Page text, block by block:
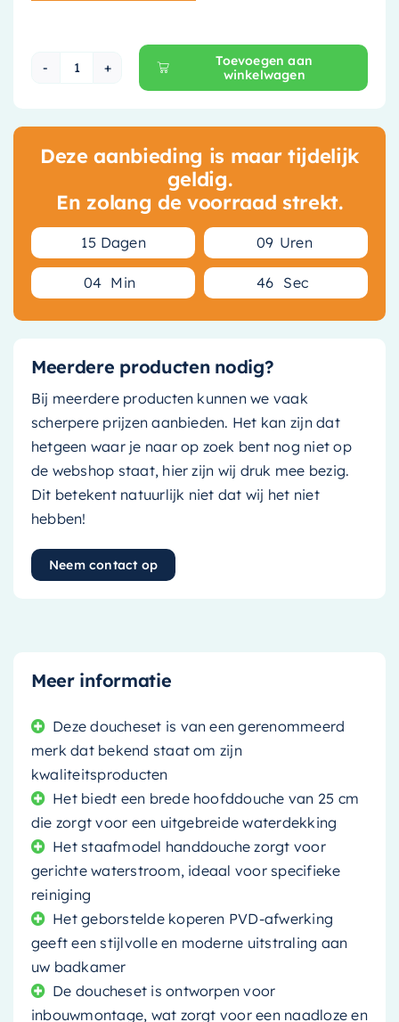
Hotbath Cobber X Inbouw Doucheset - 25 cm
Toevoegen aan
winkelwagen
Deze aanbieding is maar tijdelijk
geldig.
En zolang de voorraad strekt.
15 Dagen 09 Uren
04 Min 45 Sec
Meerdere producten nodig?
Bij meerdere producten kunnen we vaak
scherpere prijzen aanbieden. Het kan zijn dat
hetgeen waar je naar op zoek bent nog niet op
de webshop staat, hier zijn wij druk mee bezig.
Dit betekent natuurlijk niet dat wij het niet
hebben!
Neem contact op
Meer informatie
Deze doucheset is van een gerenommeerd
merk dat bekend staat om zijn
kwaliteitsproducten
Het biedt een brede hoofddouche van 25 cm
die zorgt voor een uitgebreide waterdekking
Het staafmodel handdouche zorgt voor
gerichte waterstroom, ideaal voor specifieke
reiniging
Het geborstelde koperen PVD-afwerking
geeft een stijlvolle en moderne uitstraling aan
uw badkamer
De doucheset is ontworpen voor
inbouwmontage, wat zorgt voor een naadloze en